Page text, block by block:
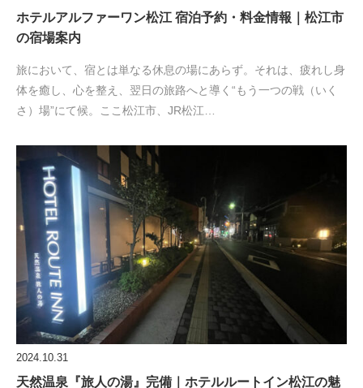
ホテルアルファーワン松江 宿泊予約・料金情報｜松江市
の宿場案内
旅において、宿とは単なる休息の場にあらず。それは、疲れし身
体を癒し、心を整え、翌日の旅路へと導く“もう一つの戦（いく
さ）場”にて候。ここ松江市、JR松江…
2024.10.31
天然温泉『旅人の湯』完備｜ホテルルートイン松江の魅